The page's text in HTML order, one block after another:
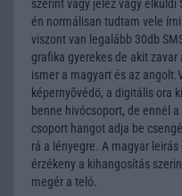
szerint vagy jelez vagy
én normálisan tudtam vele
viszont van legalább 30db
grafika gyerekes de akit
ismer a magyart és az
képernyõvédö, a digitális ora
benne hivócsoport, de ennél
csoport hangot adja be
rá a lényegre. A magyar
érzékeny a kihangosítás
megér a teló.